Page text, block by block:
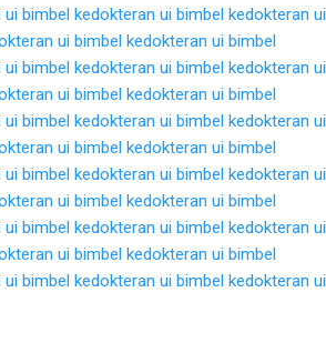
ui bimbel kedokteran ui bimbel kedokteran ui
ui bimbel kedokteran ui bimbel
ui bimbel kedokteran ui bimbel kedokteran ui
ui bimbel kedokteran ui bimbel
ui bimbel kedokteran ui bimbel kedokteran ui
ui bimbel kedokteran ui bimbel
ui bimbel kedokteran ui bimbel kedokteran ui
ui bimbel kedokteran ui bimbel
ui bimbel kedokteran ui bimbel kedokteran ui
ui bimbel kedokteran ui bimbel
ui bimbel kedokteran ui bimbel kedokteran ui